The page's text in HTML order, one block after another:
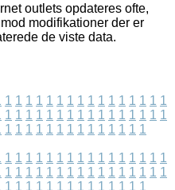
outlets opdateres ofte,
modifikationer der er
de viste data.
1 1 1 1 1 1 1 1 1 1 1 1 1 1 1 1
1 1 1 1 1 1 1 1 1 1 1 1 1 1 1 1
1 1 1 1 1 1 1 1 1 1 1 1 1 1
1 1 1 1 1 1 1 1 1 1 1 1 1 1 1 1
1 1 1 1 1 1 1 1 1 1 1 1 1 1 1 1
1 1 1 1 1 1 1 1 1 1 1 1 1 1